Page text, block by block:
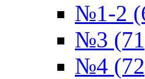
№1-2
№3
№4